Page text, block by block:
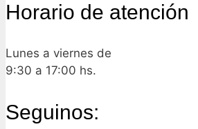
Horario de atención
Lunes a viernes de
9:30 a 17:00 hs.
Seguinos: